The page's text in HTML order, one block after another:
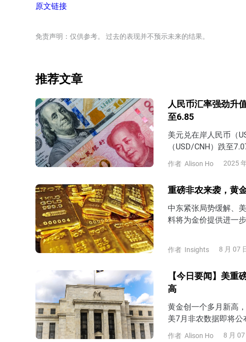
原文链接
免责声明：仅供参考。 过去的表现并不预示未来的结果。
推荐文章
人民币汇率强劲升
至6.85
美元兑在岸人民币（
（USD/CNH）跌至
作者 Alison Ho 2025
重磅非农来袭，黄
中东紧张局势缓解、
料将为金价提供进一
作者 Insights 8 月 07
【今日要闻】美重
高
黄金创一个多月新高
美7月非农数据即将
作者 Alison Ho 8 月